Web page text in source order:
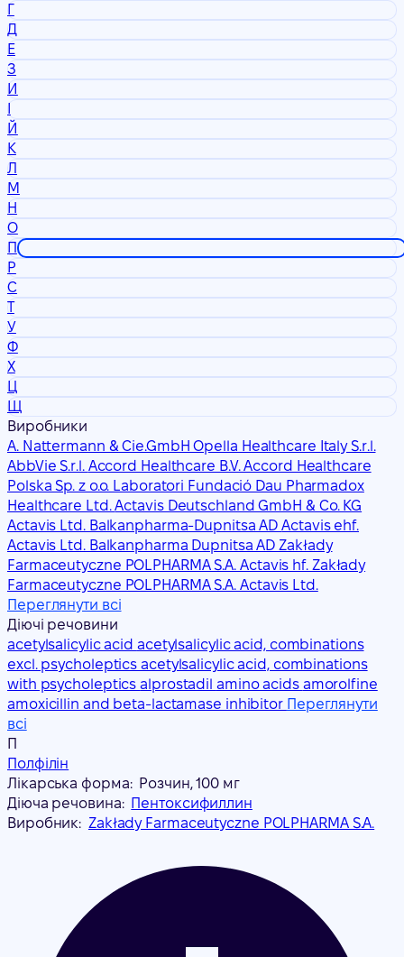
Г
Д
Е
З
И
І
Й
К
Л
М
Н
О
П
Р
С
Т
У
Ф
Х
Ц
Щ
Виробники
A. Nattermann & Cie.GmbH Opella Healthcare Italy S.r.l.
AbbVie S.r.l. Accord Healthcare B.V. Accord Healthcare
Polska Sp. z o.o. Laboratori Fundació Dau Pharmadox
Healthcare Ltd.Actavis Deutschland GmbH & Co. KG
Actavis Ltd. Balkanpharma-Dupnitsa ADActavis ehf.
Actavis Ltd. Balkanpharma Dupnitsa AD Zakłady
Farmaceutyczne POLPHARMA S.A. Actavis hf. Zakłady
Farmaceutyczne POLPHARMA S.A. Actavis Ltd.
Переглянути всі
Діючі речовини
acetylsalicylic acid acetylsalicylic acid, combinations
excl. psycholeptics acetylsalicylic acid, combinations
with psycholepticsalprostadil amino acids amorolfine
amoxicillin and beta-lactamase inhibitor Переглянути
всі
П
Полфілін
Лікарська форма: Розчин, 100 мг
Діюча речовина: Пентоксифиллин
Виробник: Zakłady Farmaceutyczne POLPHARMA S.A.